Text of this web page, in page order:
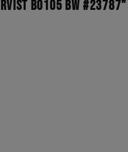
Bo105 BW #23787"